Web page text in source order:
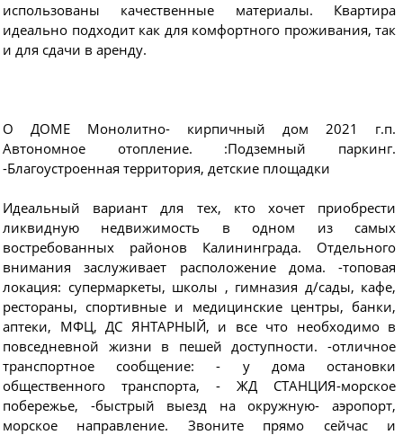
использованы качественные материалы. Квартира
идеально подходит как для комфортного проживания, так
и для сдачи в аренду.
О ДОМЕ Монолитно- кирпичный дом 2021 г.п.
Автономное отоплeниe. :Подземный паркинг.
-Благоустроенная территория, детские площадки
Идеальный вариант для тех, кто хочет приобрести
ликвидную недвижимость в одном из самых
востребованных районов Калининграда. Отдельного
внимания заслуживает расположение дома. -топовая
локация: супермаркеты, школы , гимназия д/сады, кафе,
рестораны, спортивные и медицинские центры, банки,
аптеки, МФЦ, ДС ЯНТАРНЫЙ, и все что необходимо в
повседневной жизни в пешей доступности. -отличное
транспортное сообщение: - у дома остановки
общественного транспорта, - ЖД СТАНЦИЯ-морское
побережье, -быстрый выезд на окружную- аэропорт,
морское направление. Звоните прямо сейчас и